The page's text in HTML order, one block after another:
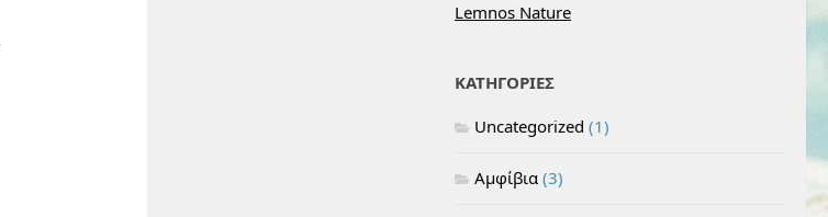
Lemnos Nature
ΚΑΤΗΓΟΡΙΕΣ
Uncategorized (1)
Αμφίβια (3)